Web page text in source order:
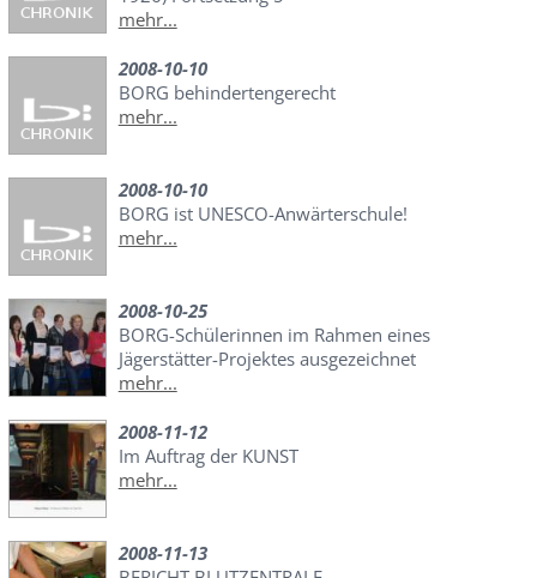
mehr...
2008-10-10
BORG behindertengerecht
mehr...
2008-10-10
BORG ist UNESCO-Anwärterschule!
mehr...
2008-10-25
BORG-Schülerinnen im Rahmen eines
Jägerstätter-Projektes ausgezeichnet
mehr...
2008-11-12
Im Auftrag der KUNST
mehr...
2008-11-13